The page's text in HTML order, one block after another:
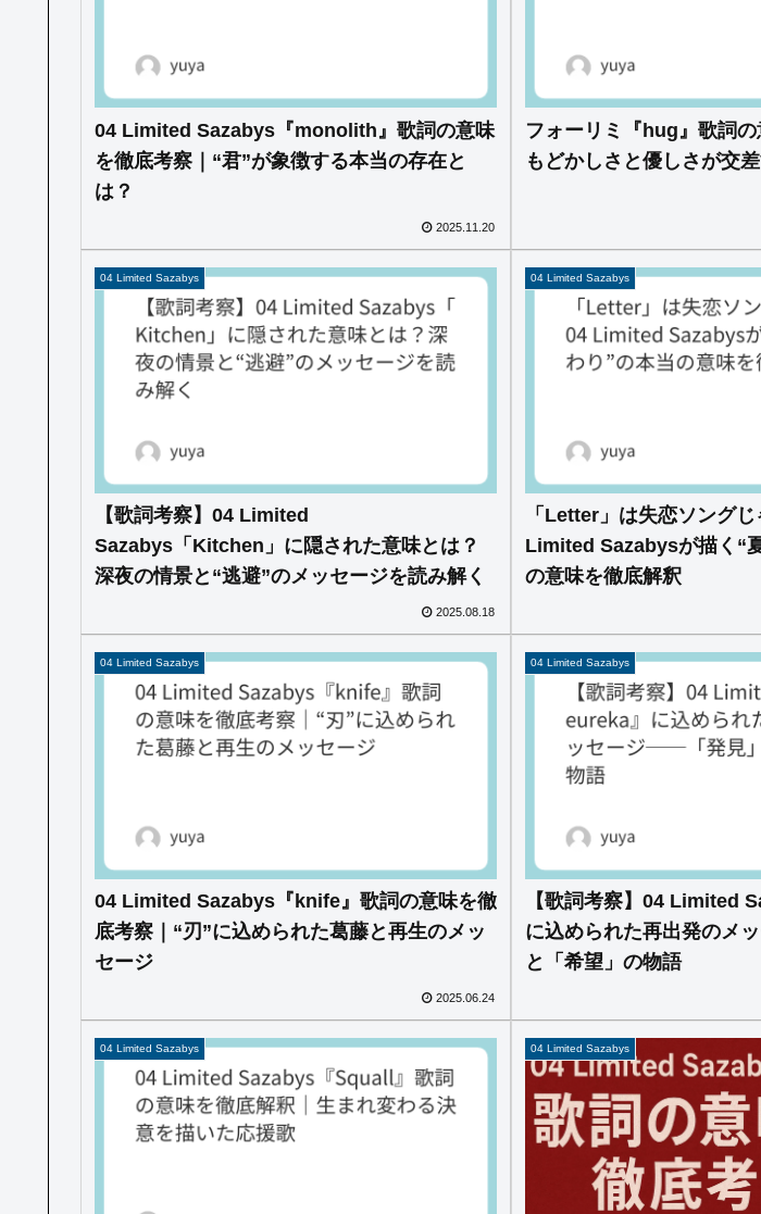
04 Limited Sazabys『monolith』歌詞の意味
を徹底考察｜“君”が象徴する本当の存在と
は？
2025.11.20
フォーリミ『hug』歌詞の
もどかしさと優しさが交
04 Limited Sazabys
【歌詞考察】04 Limited
Sazabys「Kitchen」に隠された意味とは？
深夜の情景と“逃避”のメッセージを読み解く
2025.08.18
04 Limited Sazabys
「Letter」は失恋ソング
Limited Sazabysが描く“
の意味を徹底解釈
04 Limited Sazabys
04 Limited Sazabys『knife』歌詞の意味を徹
底考察｜“刃”に込められた葛藤と再生のメッ
セージ
2025.06.24
04 Limited Sazabys
【歌詞考察】04 Limited
に込められた再出発のメ
と「希望」の物語
04 Limited Sazabys 04 Limited Sazabys